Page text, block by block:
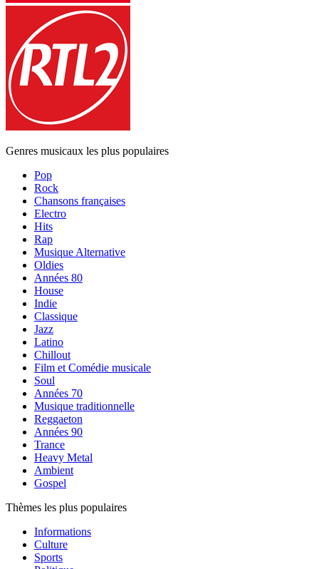
Genres musicaux les plus populaires
Pop
Rock
Chansons françaises
Electro
Hits
Rap
Musique Alternative
Oldies
Années 80
House
Indie
Classique
Jazz
Latino
Chillout
Film et Comédie musicale
Soul
Années 70
Musique traditionnelle
Reggaeton
Années 90
Trance
Heavy Metal
Ambient
Gospel
Thèmes les plus populaires
Informations
Culture
Sports